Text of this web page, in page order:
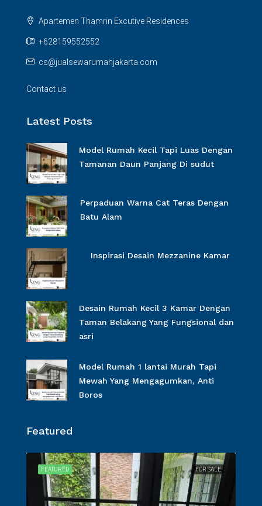
Apartemen Thamrin Excutive Residences
+628159552552
cs@jualsewarumahjakarta.com
Contact us
Latest Posts
Model Rumah Kecil Tapi Luas Dengan
Tamanan Daun Panjang Di sudut
Perpaduan Warna Cat Teras Dengan
Batu Alam
Inspirasi Desain Mezzanine Kamar
Desain Rumah Kecil 3 Kamar Dengan
Taman Belakang Yang Fungsional dan
asri
Model Rumah 1 lantai Murah Tapi
Mewah Yang Mengagumkan, Anti
Boros
Featured
FOR SALE
FEATURED